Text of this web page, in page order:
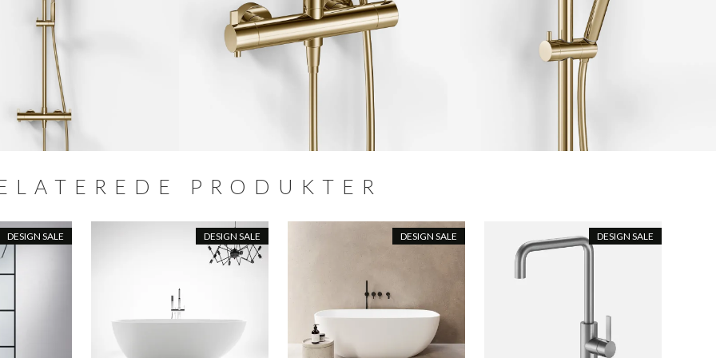
PRODUKTER
DESIGN SALE DESIGN SALE DESIGN SALE DESIGN SALE